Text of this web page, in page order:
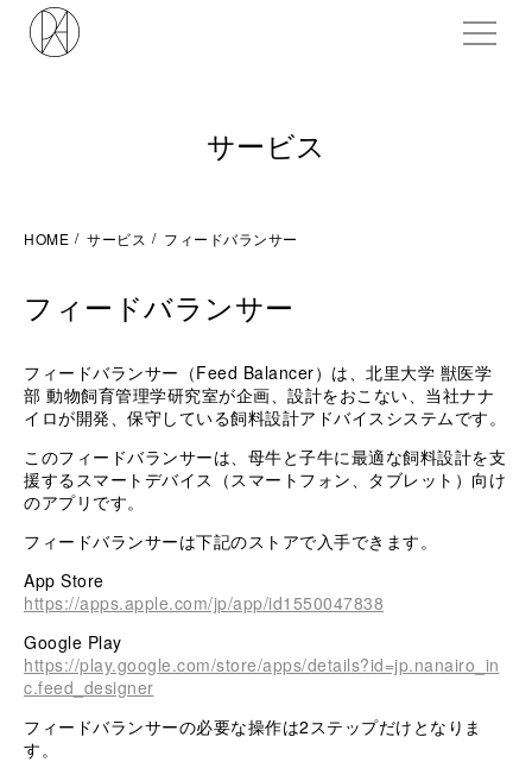
サービス
HOME サービス フィードバランサー
フィードバランサー
フィードバランサー（Feed Balancer）は、北里大学 獣医学
部 動物飼育管理学研究室が企画、設計をおこない、当社ナナ
イロが開発、保守している飼料設計アドバイスシステムです。
このフィードバランサーは、母牛と子牛に最適な飼料設計を支
援するスマートデバイス（スマートフォン、タブレット）向け
のアプリです。
フィードバランサーは下記のストアで入手できます。
App Store
https://apps.apple.com/jp/app/id1550047838
Google Play
https://play.google.com/store/apps/details?id=jp.nanairo_in
c.feed_designer
フィードバランサーの必要な操作は2ステップだけとなりま
す。